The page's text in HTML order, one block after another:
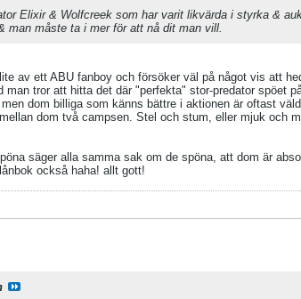
Elixir & Wolfcreek som har varit likvärda i styrka &
man måste ta i mer för att nå dit man vill.
av ett ABU fanboy och försöker väl på något vis att
man tror att hitta det där "perfekta" stor-predator spöet
dom billiga som känns bättre i aktionen är oftast
dom två campsen. Stel och stum, eller mjuk och
säger alla samma sak om de spöna, att dom är
också haha! allt gott!